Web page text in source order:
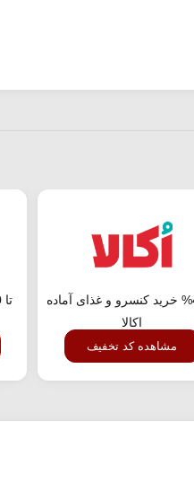
تا 44% خرید کنسرو و غذای آماده
اکالا
مشاهده کد تخفیف
تا 20% تخفیف خرید نان از اکالا